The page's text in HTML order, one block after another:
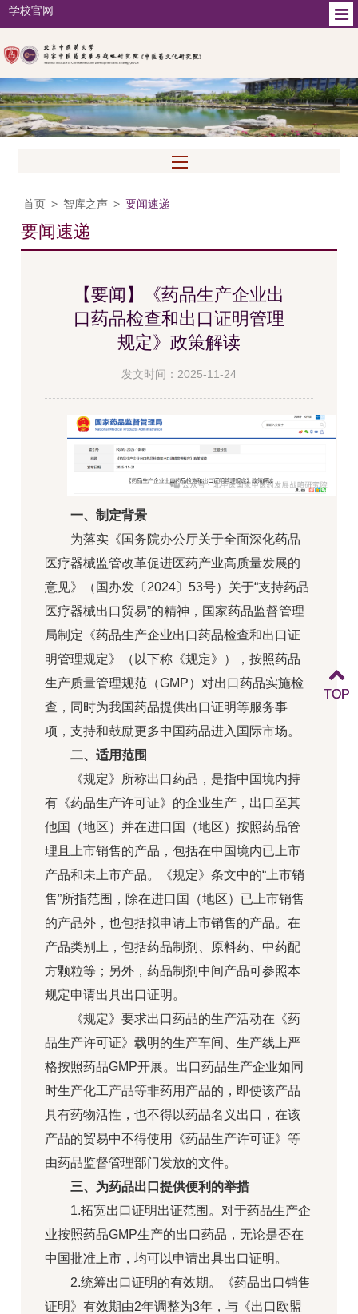
学校官网
首页 > 智库之声 > 要闻速递
要闻速递
【要闻】《药品生产企业出
口药品检查和出口证明管理
规定》政策解读
发文时间：2025-11-24
一、制定背景
为落实《国务院办公厅关于全面深化药品
医疗器械监管改革促进医药产业高质量发展的
意见》（国办发〔2024〕53号）关于“支持药品
医疗器械出口贸易”的精神，国家药品监督管理
局制定《药品生产企业出口药品检查和出口证
明管理规定》（以下称《规定》），按照药品
生产质量管理规范（GMP）对出口药品实施检
查，同时为我国药品提供出口证明等服务事
项，支持和鼓励更多中国药品进入国际市场。
二、适用范围
《规定》所称出口药品，是指中国境内持
有《药品生产许可证》的企业生产，出口至其
他国（地区）并在进口国（地区）按照药品管
理且上市销售的产品，包括在中国境内已上市
产品和未上市产品。《规定》条文中的“上市销
售”所指范围，除在进口国（地区）已上市销售
的产品外，也包括拟申请上市销售的产品。在
产品类别上，包括药品制剂、原料药、中药配
方颗粒等；另外，药品制剂中间产品可参照本
规定申请出具出口证明。
《规定》要求出口药品的生产活动在《药
品生产许可证》载明的生产车间、生产线上严
格按照药品GMP开展。出口药品生产企业如同
时生产化工产品等非药用产品的，即使该产品
具有药物活性，也不得以药品名义出口，在该
产品的贸易中不得使用《药品生产许可证》等
由药品监督管理部门发放的文件。
三、为药品出口提供便利的举措
1.拓宽出口证明出证范围。对于药品生产企
业按照药品GMP生产的出口药品，无论是否在
中国批准上市，均可以申请出具出口证明。
2.统筹出口证明的有效期。《药品出口销售
证明》有效期由2年调整为3年，与《出口欧盟
TOP
TOP